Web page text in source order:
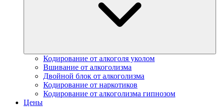
Кодирование от алкоголя уколом
Вшивание от алкоголизма
Двойной блок от алкоголизма
Кодирование от наркотиков
Кодирование от алкоголизма гипнозом
Цены